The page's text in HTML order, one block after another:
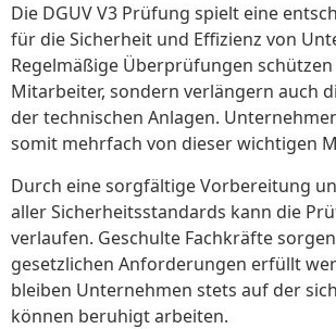
Die DGUV V3 Prüfung spielt eine
für die Sicherheit und Effizienz von
Regelmäßige Überprüfungen
Mitarbeiter, sondern verlängern auch
der technischen Anlagen.
somit mehrfach von dieser wichtigen
Durch eine sorgfältige Vorbereitung
aller Sicherheitsstandards kann die
verlaufen. Geschulte Fachkräfte
gesetzlichen Anforderungen erfüllt
bleiben Unternehmen stets auf der
können beruhigt arbeiten.